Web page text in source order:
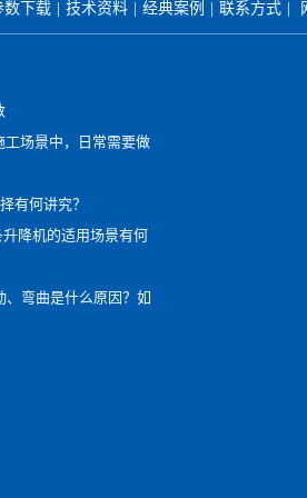
数下载 技术资料 经典案例 联系方式
场景中，日常需要做
有何讲究？
降机的适用场景有何
、弯曲是什么原因？如